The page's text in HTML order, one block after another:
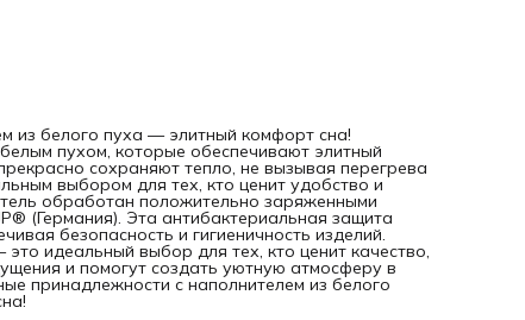
из белого пуха — элитный комфорт сна!
пухом, которые обеспечивают элитный
сохраняют тепло, не вызывая перегрева
выбором для тех, кто ценит удобство и
обработан положительно заряженными
(Германия). Эта антибактериальная защита
безопасность и гигиеничность изделий.
идеальный выбор для тех, кто ценит качество,
и помогут создать уютную атмосферу в
принадлежности с наполнителем из белого